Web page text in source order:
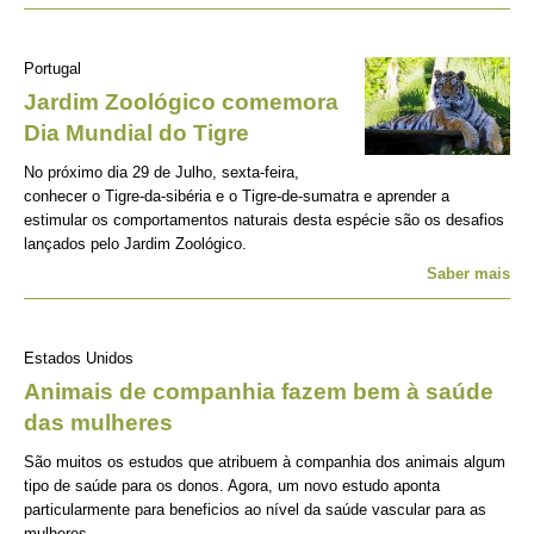
Portugal
Jardim Zoológico comemora
Dia Mundial do Tigre
No próximo dia 29 de Julho, sexta-feira,
conhecer o Tigre-da-sibéria e o Tigre-de-sumatra e aprender a
estimular os comportamentos naturais desta espécie são os desafios
lançados pelo Jardim Zoológico.
Saber mais
Estados Unidos
Animais de companhia fazem bem à saúde
das mulheres
São muitos os estudos que atribuem à companhia dos animais algum
tipo de saúde para os donos. Agora, um novo estudo aponta
particularmente para beneficios ao nível da saúde vascular para as